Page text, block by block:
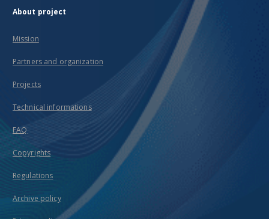
About project
Mission
Partners and organization
Projects
Technical informations
FAQ
Copyrights
Regulations
Archive policy